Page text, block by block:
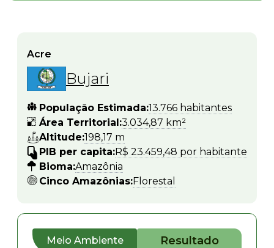
Acre
Bujari
População Estimada:13.766 habitantes
Área Territorial:3.034,87 km²
Altitude:198,17 m
PIB per capita:R$ 23.459,48 por habitante
Bioma:Amazônia
Cinco Amazônias:Florestal
Meio Ambiente Resultado